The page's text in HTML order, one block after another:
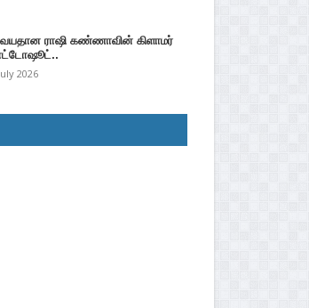
ராஷி கண்ணாவின் கிளாமர்
2026